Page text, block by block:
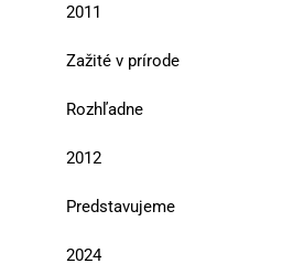
2011
Zažité v prírode
Rozhľadne
2012
Predstavujeme
2024